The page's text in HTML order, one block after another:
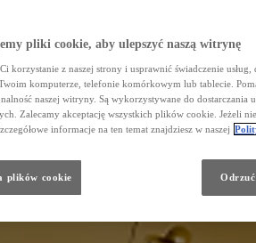
pliki cookie, aby ulepszyć naszą witrynę
korzystanie z naszej strony i usprawnić świadczenie
komputerze, telefonie komórkowym lub tablecie.
naszej witryny. Są wykorzystywane do dostarczania
Zalecamy akceptację wszystkich plików cookie. Jeżeli
informacje na ten temat znajdziesz w naszej
plików cookie